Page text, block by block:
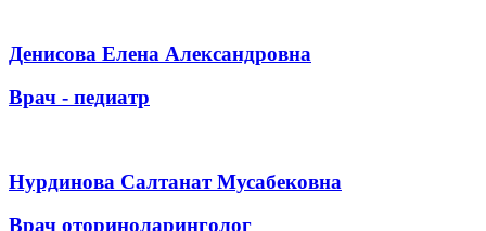
Денисова Елена Александровна
Врач - педиатр
Нурдинова Салтанат Мусабековна
Врач оториноларинголог